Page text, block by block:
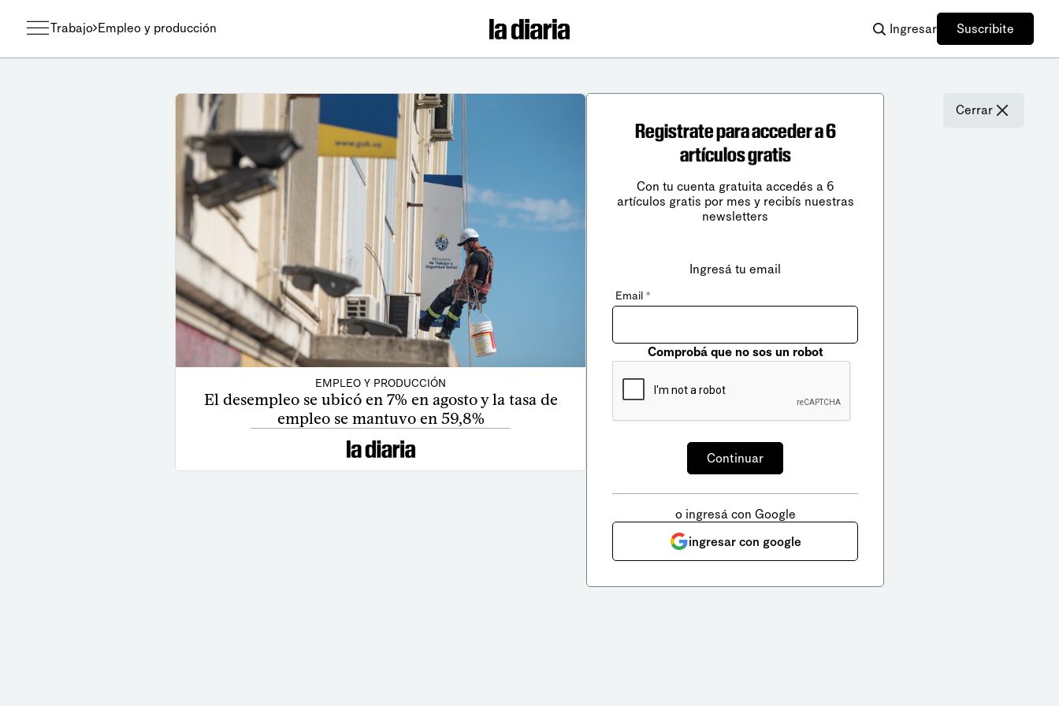
Trabajo Empleo y producción Ingresar Suscribite
EMPLEO Y PRODUCCIÓN
El desempleo se ubicó en 7% en agosto y la tasa de
empleo se mantuvo en 59,8%
Cerrar
Registrate para acceder a 6
artículos gratis
Con tu cuenta gratuita accedés a 6
artículos gratis por mes y recibís nuestras
newsletters
Ingresá tu email
Email *
Comprobá que no sos un robot
o ingresá con Google
ingresar con google